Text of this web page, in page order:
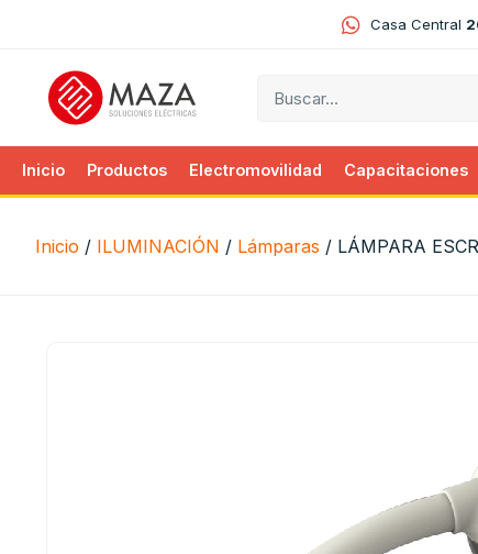
Casa Central
Inicio Productos Electromovilidad Capacitaciones
Inicio / ILUMINACIÓN / Lámparas / LÁMPARA